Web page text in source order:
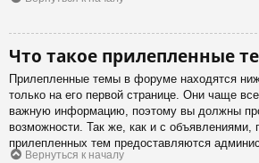
Что такое прилепленные
Прилепленные темы в форуме находятся
только на его первой странице. Они чаще
важную информацию, поэтому вы должны
возможности. Так же, как и с объявлениями,
прилепленных тем предоставляются
Вернуться к началу